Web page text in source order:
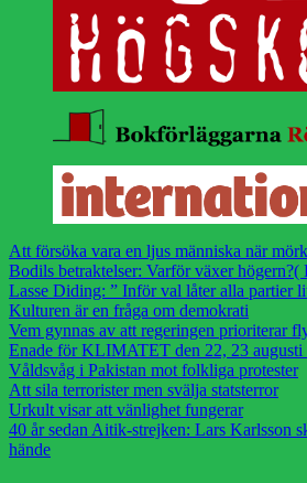
Att försöka vara en ljus människa när
Bodils betraktelser: Varför växer högern?(
Lasse Diding: ” Inför val låter alla partier
Kulturen är en fråga om demokrati
Vem gynnas av att regeringen prioriterar
Enade för KLIMATET den 22, 23 augusti
Våldsvåg i Pakistan mot folkliga protester
Att sila terrorister men svälja statsterror
Urkult visar att vänlighet fungerar
40 år sedan Aitik-strejken: Lars Karlsson
hände